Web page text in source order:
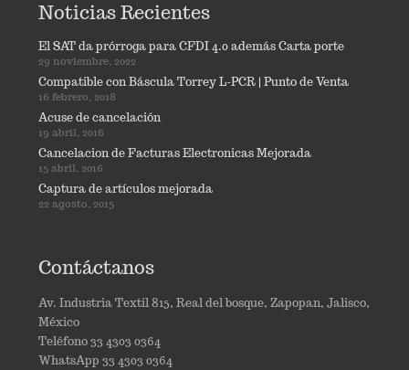
Noticias Recientes
El SAT da prórroga para CFDI 4.0 además Carta porte
29 noviembre, 2022
Compatible con Báscula Torrey L-PCR | Punto de Venta
16 febrero, 2018
Acuse de cancelación
19 abril, 2016
Cancelacion de Facturas Electronicas Mejorada
15 abril, 2016
Captura de artículos mejorada
22 agosto, 2015
Contáctanos
Av. Industria Textil 815, Real del bosque, Zapopan, Jalisco,
México
Teléfono 33 4303 0364
WhatsApp 33 4303 0364